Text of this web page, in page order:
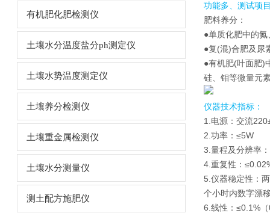
有机肥化肥检测仪
土壤水分温度盐分ph测定仪
土壤水势温度测定仪
土壤养分检测仪
土壤重金属检测仪
土壤水分测量仪
测土配方施肥仪
功能多、测试项
肥料养分：
●单质化肥中的氮
●复(混)合肥及尿
●有机肥(叶面肥)
硅、钼等微量元
仪器技术指标：
1.电源：交流
2.功率：≤5W
3.量程及分辨率
4.重复性：
5.仪器稳定性：
个小时内数字漂
6.线性：≤0.1%